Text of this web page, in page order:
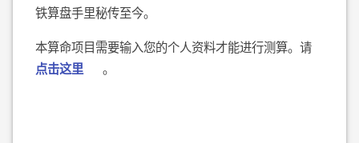
铁算盘手里秘传至今。
本算命项目需要输入您的个人资料才能进行测算。请
点击这里
。